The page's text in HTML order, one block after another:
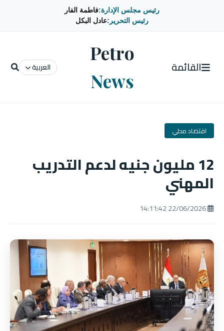
رئيس مجلس الإدارة:فاطمة الفار
رئيس التحرير:عادل البكل
القائمة
Petro
News
العربية
اقتصاد محلي
12 مليون جنيه لدعم التدريب
المهني